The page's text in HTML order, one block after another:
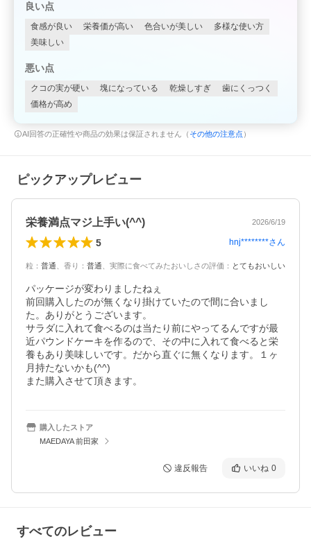
良い点
食感が良い 栄養価が高い 色合いが美しい
多様な使い方
美味しい
悪い点
クコの実が硬い 塊になっている 乾燥しすぎ
歯にくっつく
価格が高め
AI回答の正確性や商品の効果は保証されません（ その他の注意点 ）
ピックアップレビュー
栄養満点マジ上手い(^^) 2026/6/19
5 hnj********さん
粒 ： 普通 香り ： 普通 実際に食べてみたおいしさの評価 ： とてもおいしい
パッケージが変わりましたねぇ
前回購入したのが無くなり掛けていたので間に合いまし
た。ありがとうございます。
サラダに入れて食べるのは当たり前にやってるんですが最
近パウンドケーキを作るので、その中に入れて食べると栄
養もあり美味しいです。だから直ぐに無くなります。１ヶ
月持たないかも(^^)
また購入させて頂きます。
購入したストア
MAEDAYA 前田家
違反報告 いいね 0
すべてのレビュー